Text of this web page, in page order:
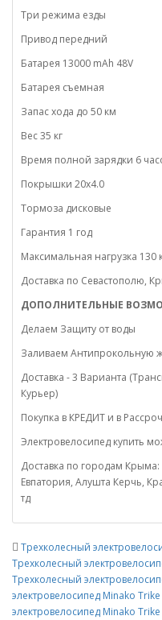
Три режима езды
Привод передний
Батарея 13000 mAh 48V
Батарея съемная
Запас хода до 50 км
Вес 35 кг
Время полной зарядки 6
Покрышки 20х4.0
Тормоза дисковые
Гарантия 1 год
Максимальная нагрузка 130
Доставка по Севастополю,
ДОПОЛНИТЕЛЬНЫЕ
Делаем Защиту от воды
Заливаем Антипрокольную
Доставка - 3 Варианта
Курьер)
Покупка в КРЕДИТ и в
Электровелосипед купить
Доставка по городам
Евпатория, Алушта Керчь,
тд
Трехколесный
Трехколесный
Трехколесный
электровелосипед Minako Trike
электровелосипед Minako Trike